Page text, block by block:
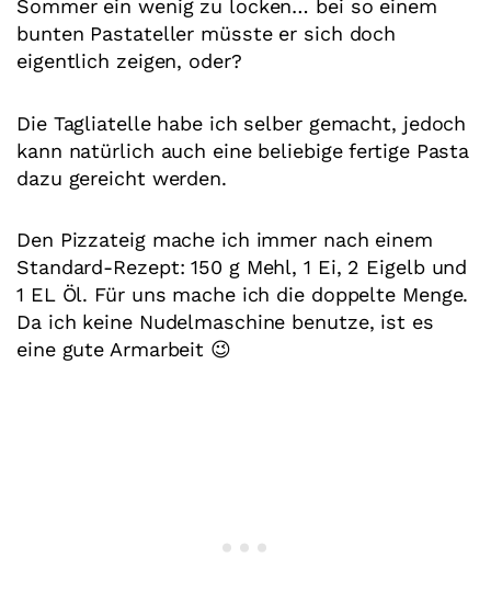
Sommer ein wenig zu locken… bei so einem
bunten Pastateller müsste er sich doch
eigentlich zeigen, oder?
Die Tagliatelle habe ich selber gemacht, jedoch
kann natürlich auch eine beliebige fertige Pasta
dazu gereicht werden.
Den Pizzateig mache ich immer nach einem
Standard-Rezept: 150 g Mehl, 1 Ei, 2 Eigelb und
1 EL Öl. Für uns mache ich die doppelte Menge.
Da ich keine Nudelmaschine benutze, ist es
eine gute Armarbeit 😉